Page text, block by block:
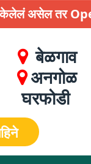
केलेलं असेल तर
बेळगाव
अनगोळ
घरफोडी